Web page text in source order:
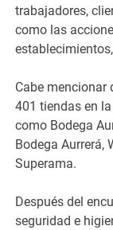
trabajadores,
como las
Cabe mencionar
401 tiendas en
como Bodega
Bodega Aurrerá,
Superama.
Después del
seguridad e